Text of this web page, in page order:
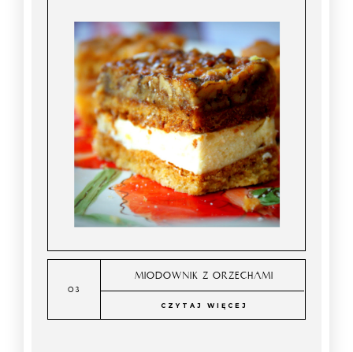
MIODOWNIK Z ORZECHAMI
CZYTAJ WIĘCEJ